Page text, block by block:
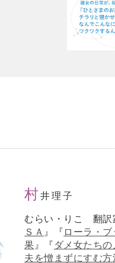
村井理子
むらい・りこ 翻訳
ＳＡ 』『 ローラ・
果 』『 ダメ女たち
夫を憎まずにすむ方